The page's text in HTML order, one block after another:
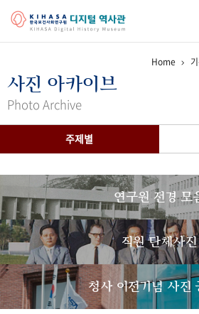
걸어온 길 기관 변천사
간행물 변천사
기록물 아카이브
사진 아카이브 문서 기록물 행정박
50+1 주년 기념
Home
사진 아카이브
Photo Archive
주제별
연구원 전경 모
직원 단체사진
청사 이전기념 사진